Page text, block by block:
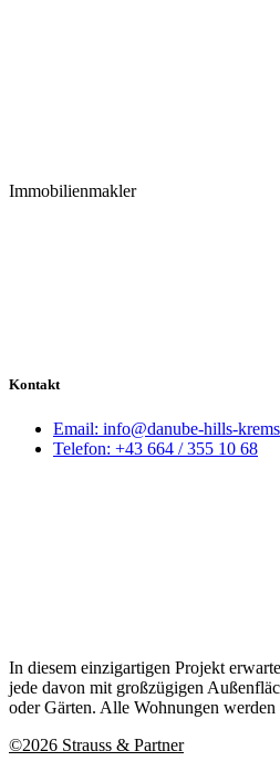
Immobilienmakler
Kontakt
Email: info@danube-hills-
Telefon: +43 664 / 355 10 68
In diesem einzigartigen Projekt
jede davon mit großzügigen
oder Gärten. Alle Wohnungen
©2026 Strauss & Partner